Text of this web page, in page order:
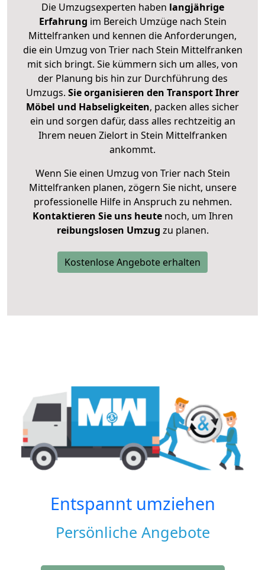
Die Umzugsexperten haben langjährige
Erfahrung im Bereich Umzüge nach Stein
Mittelfranken und kennen die Anforderungen,
die ein Umzug von Trier nach Stein Mittelfranken
mit sich bringt. Sie kümmern sich um alles, von
der Planung bis hin zur Durchführung des
Umzugs. Sie organisieren den Transport Ihrer
Möbel und Habseligkeiten, packen alles sicher
ein und sorgen dafür, dass alles rechtzeitig an
Ihrem neuen Zielort in Stein Mittelfranken
ankommt.
Wenn Sie einen Umzug von Trier nach Stein
Mittelfranken planen, zögern Sie nicht, unsere
professionelle Hilfe in Anspruch zu nehmen.
Kontaktieren Sie uns heutenoch, um Ihren
reibungslosen Umzug zu planen.
Kostenlose Angebote erhalten
Entspannt umziehen
Persönliche Angebote